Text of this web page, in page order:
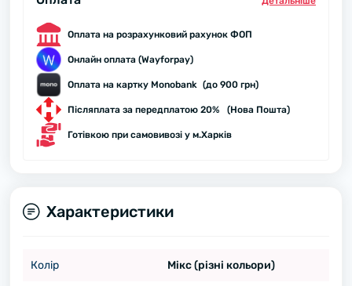
Оплата на розрахунковий рахунок ФОП
Онлайн оплата (Wayforpay)
Оплата на картку Monobank (до 900 грн)
Післяплата за передплатою 20% (Нова Пошта)
Готівкою при самовивозі у м.Харків
Характеристики
Колір Мікс (різні кольори)